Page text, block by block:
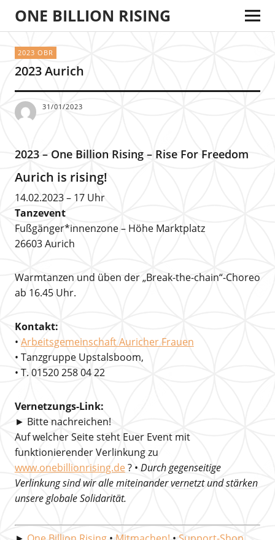
ONE BILLION RISING
2023 OBR
2023 Aurich
31/01/2023
2023 – One Billion Rising – Rise For Freedom
Aurich is rising!
14.02.2023 – 17 Uhr
Tanzevent
Fußgänger*innenzone – Höhe Marktplatz
26603 Aurich
Warmtanzen und üben der „Break-the-chain“-Choreo
ab 16.45 Uhr.
Kontakt:
• Arbeitsgemeinschaft Auricher Frauen
• Tanzgruppe Upstalsboom,
• T. 01520 258 04 22
Vernetzungs-Link:
► Bitte nachreichen!
Auf welcher Seite steht Euer Event mit
funktionierender Verlinkung zu
www.onebillionrising.de ? • Durch gegenseitige
Verlinkung sind wir alle miteinander vernetzt und stärken
unsere globale Solidarität.